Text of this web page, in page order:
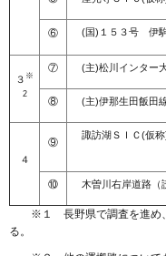
⑥ (国)１５３号 伊駒
３ ※
2
⑦ (主)松川インター
⑧ (主)伊那生田飯田
４
⑨
諏訪湖ＳＩＣ(仮
⑩ 木曽川右岸道路（
※１ 長野県で調査を進め、
る。